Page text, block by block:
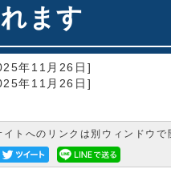
ます
年11月26日]
年11月26日]
イトへのリンクは別ウィンドウで